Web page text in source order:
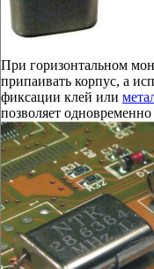
При горизонтальном
припаивать корпус, а
фиксации клей или
позволяет одновременно